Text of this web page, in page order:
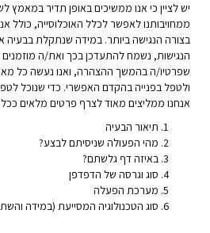
יש לציין כי אנו ממשיכים באופן תדיר
ממחויבותנו לאפשר לכלל האוכלוסייה, כולל
בצורה הנגישה ביותר. במידה שנתקלת בבעיה
הנגישות, נשמח להתעדכן בכך ואת/ה
שפרטיו/ה בהמשך ההצהרה, ואנו נעשה כל
ולטפל בפנייה בהקדם האפשרי. כדי שנוכל
אנחנו ממליצים מאוד לצרף פרטים מלאים
תיאור הבעיה
מהי הפעולה שניסיתם לבצע?
באיזה דף גלשתם?
סוג וגרסה של הדפדפן
מערכת הפעלה
סוג הטכנולוגיה המסייעת (במידה